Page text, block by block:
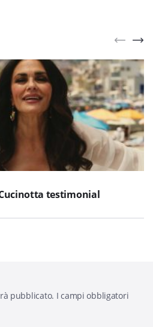
testimonial
pubblicato. I campi obbligatori